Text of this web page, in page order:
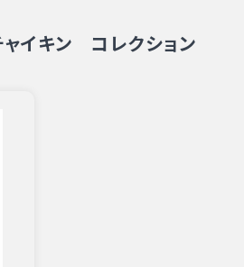
ャイキン コレクション